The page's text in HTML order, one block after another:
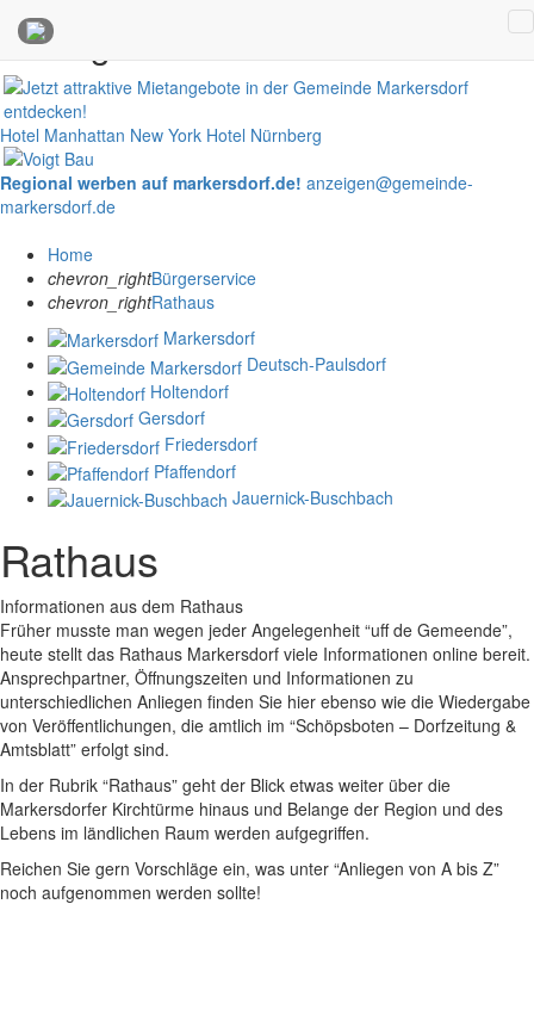
Anzeigen
Hotel Manhattan New York Hotel Nürnberg
Regional werben auf markersdorf.de! anzeigen@gemeinde-
markersdorf.de
Home
chevron_rightBürgerservice
chevron_rightRathaus
Markersdorf
Deutsch-Paulsdorf
Holtendorf
Gersdorf
Friedersdorf
Pfaffendorf
Jauernick-Buschbach
Rathaus
Informationen aus dem Rathaus
Früher musste man wegen jeder Angelegenheit “uff de Gemeende”,
heute stellt das Rathaus Markersdorf viele Informationen online bereit.
Ansprechpartner, Öffnungszeiten und Informationen zu
unterschiedlichen Anliegen finden Sie hier ebenso wie die Wiedergabe
von Veröffentlichungen, die amtlich im “Schöpsboten – Dorfzeitung &
Amtsblatt” erfolgt sind.
In der Rubrik “Rathaus” geht der Blick etwas weiter über die
Markersdorfer Kirchtürme hinaus und Belange der Region und des
Lebens im ländlichen Raum werden aufgegriffen.
Reichen Sie gern Vorschläge ein, was unter “Anliegen von A bis Z”
noch aufgenommen werden sollte!